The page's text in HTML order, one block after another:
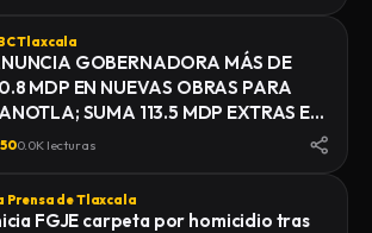
Tlaxcala
GOBERNADORA MÁS DE
MDP EN NUEVAS OBRAS PARA
SUMA 113.5 MDP EXTRAS EN
500.0K lecturas
Prensa de Tlaxcala
FGJE carpeta por homicidio tras